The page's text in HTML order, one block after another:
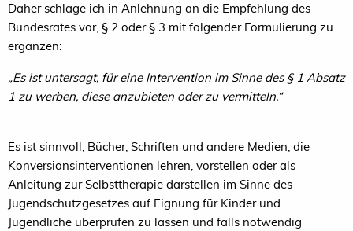
Daher schlage ich in Anlehnung an die Empfehlung des
Bundesrates vor, § 2 oder § 3 mit folgender Formulierung zu
ergänzen:
„Es ist untersagt, für eine Intervention im Sinne des § 1 Absatz
1 zu werben, diese anzubieten oder zu vermitteln.“
Es ist sinnvoll, Bücher, Schriften und andere Medien, die
Konversionsinterventionen lehren, vorstellen oder als
Anleitung zur Selbsttherapie darstellen im Sinne des
Jugendschutzgesetzes auf Eignung für Kinder und
Jugendliche überprüfen zu lassen und falls notwendig